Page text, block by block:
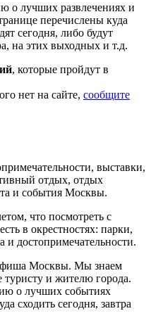
о лучших развлечениях и
перечислены куда
сегодня, либо будут
на этих выходных и т.д.
, которые пройдут в
нет на сайте, сообщите
выставки,
отдых, отдых
и события Москвы.
что посмотреть с
в окрестностях: парки,
и достопримечательности.
Москвы. Мы знаем
туристу и жителю города.
о лучших событиях
сходить сегодня, завтра